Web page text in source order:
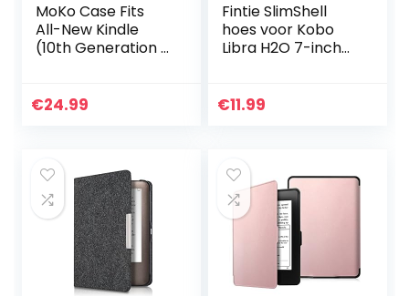
MoKo Case Fits
All-New Kindle
(10th Generation –
Thinnest
€24.99
Fintie SlimShell
hoes voor Kobo
Libra H2O 7-inch
Beschermend
€11.99